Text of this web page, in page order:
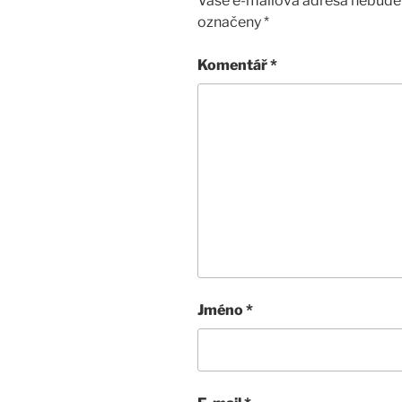
označeny*
Komentář*
Jméno*